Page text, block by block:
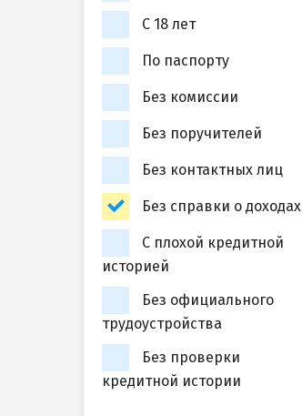
С 18 лет
По паспорту
Без комиссии
Без поручителей
Без контактных лиц
Без справки о доходах
С плохой кредитной
историей
Без официального
трудоустройства
Без проверки
кредитной истории